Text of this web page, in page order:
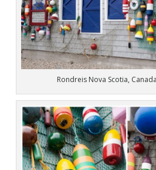
Rondreis Nova Scotia,